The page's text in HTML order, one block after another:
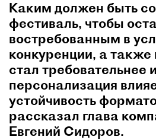
Каким должен быть
фестиваль, чтобы
востребованным в
конкуренции, а также
стал требовательнее
персонализация
устойчивость
рассказал глава
Евгений Сидоров.